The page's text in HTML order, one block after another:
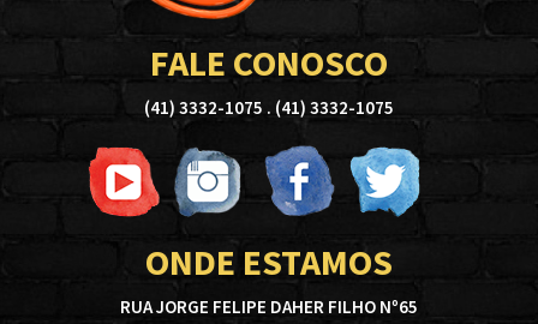
FALE CONOSCO
(41) 3332-1075 . (41) 3332-1075
ONDE ESTAMOS
RUA JORGE FELIPE DAHER FILHO Nº65